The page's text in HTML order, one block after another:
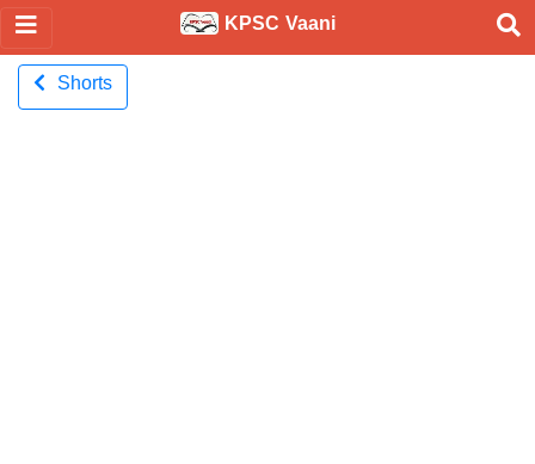
KPSC Vaani
Shorts